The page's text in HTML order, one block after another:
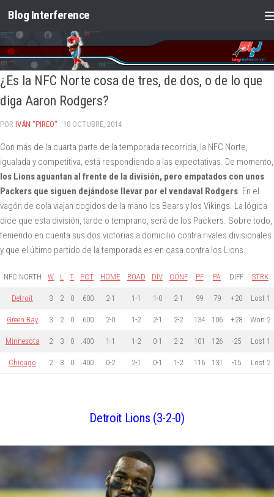
Saltar al contenido
Blog Interference
¿Es la NFC Norte cosa de tres, de dos, o de lo que
diga Aaron Rodgers?
POR IVÁN "PIREO" · 10 OCTUBRE, 2014
Con más de la cuarta parte de la temporada recorrida, la NFC Norte,
igualada y competitiva, está respondiendo a las expectativas. De momento,
los Lions aguantan al frente de la división, pero empatados con unos
Packers que siguen dejándose llevar por el vendaval Rodgers. En el
vagón de cola viajan cogidos de la mano los Bears y los Vikings. La lógica
dice que esta división, tarde o temprano, será de los Packers. Sobre todo,
teniendo en cuenta sus dos victorias a domicilio contra rivales divisionales
y que el último partido de la temporada es en casa contra los Lions.
NFC NORTH W L T PCT HOME ROAD DIV CONF PF PA DIFF STRK
Detroit 3 2 0 .600 2-1 1-1 1-0 2-1 99 79 +20 Lost 1
Green Bay 3 2 0 .600 2-0 1-2 2-1 2-2 134 106 +28 Won 2
Minnesota 2 3 0 .400 1-1 1-2 0-1 2-2 101 126 -25 Lost 1
Chicago 2 3 0 .400 0-2 2-1 0-1 1-2 116 131 -15 Lost 2
Detroit Lions (3-2-0)